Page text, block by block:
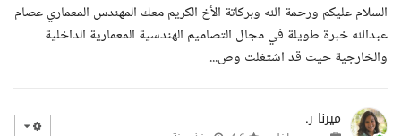
السلام عليكم ورحمة الله وبركاتة الأخ الكريم معك المهندس المعماري عصام
عبدالله خبرة طويلة في مجال التصاميم الهندسية المعمارية الداخلية
والخارجية حيث قد اشتغلت وص...
ميرنا ر.